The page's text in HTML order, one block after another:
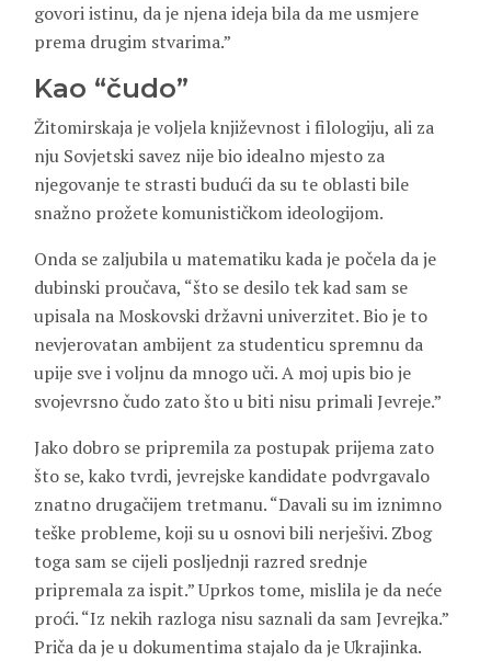
govori istinu, da je njena ideja bila da me usmjere
prema drugim stvarima.”
Kao “čudo”
Žitomirskaja je voljela književnost i filologiju, ali za
nju Sovjetski savez nije bio idealno mjesto za
njegovanje te strasti budući da su te oblasti bile
snažno prožete komunističkom ideologijom.
Onda se zaljubila u matematiku kada je počela da je
dubinski proučava, “što se desilo tek kad sam se
upisala na Moskovski državni univerzitet. Bio je to
nevjerovatan ambijent za studenticu spremnu da
upije sve i voljnu da mnogo uči. A moj upis bio je
svojevrsno čudo zato što u biti nisu primali Jevreje.”
Jako dobro se pripremila za postupak prijema zato
što se, kako tvrdi, jevrejske kandidate podvrgavalo
znatno drugačijem tretmanu. “Davali su im iznimno
teške probleme, koji su u osnovi bili nerješivi. Zbog
toga sam se cijeli posljednji razred srednje
pripremala za ispit.” Uprkos tome, mislila je da neće
proći. “Iz nekih razloga nisu saznali da sam Jevrejka.”
Priča da je u dokumentima stajalo da je Ukrajinka.